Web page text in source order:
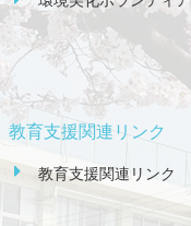
教育支援関連リンク
教育支援関連リンク